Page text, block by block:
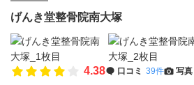
げんき堂整骨院南大塚
4.38 口コミ 39件 写真